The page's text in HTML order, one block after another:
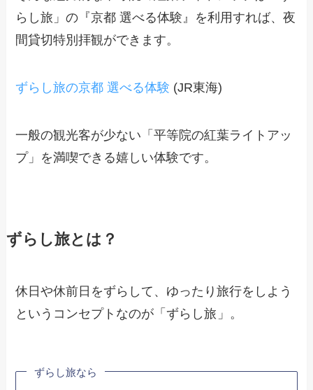
らし旅」の『京都 選べる体験』を利用すれば、夜
間貸切特別拝観ができます。
ずらし旅の京都 選べる体験 (JR東海)
一般の観光客が少ない「平等院の紅葉ライトアッ
プ」を満喫できる嬉しい体験です。
ずらし旅とは？
休日や休前日をずらして、ゆったり旅行をしよう
というコンセプトなのが「ずらし旅 」。
ずらし旅なら